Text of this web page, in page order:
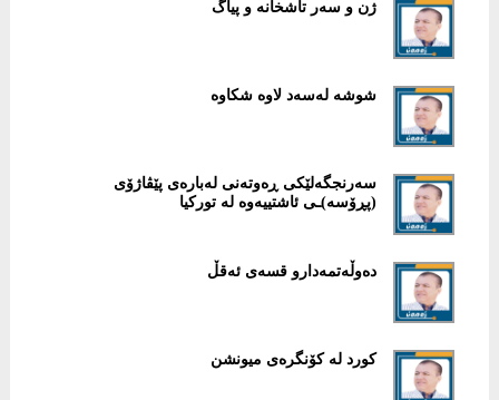
ژن و سەر تاشخانە و پیاگ
شوشە لەسەد لاوە شکاوە
سەرنجگەلێکی ڕەوتەنی لەبارەی پێڤاژۆی
(پڕۆسە)ـی ئاشتییەوە لە تورکیا
دەوڵەتمەدارو قسەی ئەقڵ
کورد لە کۆنگرەی میونشن